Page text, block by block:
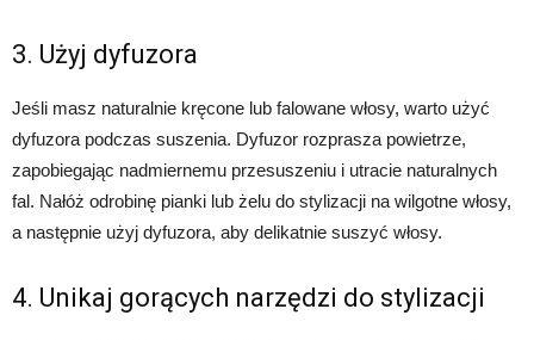
3. Użyj dyfuzora
Jeśli masz naturalnie kręcone lub falowane włosy, warto użyć
dyfuzora podczas suszenia. Dyfuzor rozprasza powietrze,
zapobiegając nadmiernemu przesuszeniu i utracie naturalnych
fal. Nałóż odrobinę pianki lub żelu do stylizacji na wilgotne włosy,
a następnie użyj dyfuzora, aby delikatnie suszyć włosy.
4. Unikaj gorących narzędzi do stylizacji